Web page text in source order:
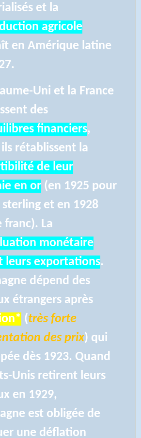
et la
agricole
en Amérique latine
Uni et la France
des
financiers,
rétablissent la
de leur
en or (en 1925 pour
et en 1928
franc). La
monétaire
leurs exportations.
dépend des
étrangers après
(très forte
des prix) qui
dès 1923. Quand
Unis retirent leurs
en 1929,
est obligée de
une déflation